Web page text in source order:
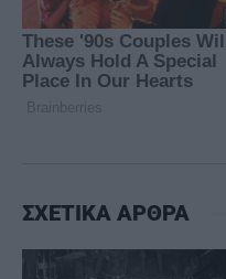
ΣΧΕΤΙΚΑ ΑΡΘΡΑ